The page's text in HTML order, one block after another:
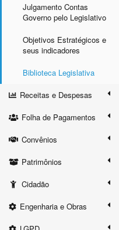
Julgamento Contas
Governo pelo Legislativo
Objetivos Estratégicos e
seus indicadores
Biblioteca Legislativa
Receitas e Despesas
Folha de Pagamentos
Convênios
Patrimônios
Cidadão
Engenharia e Obras